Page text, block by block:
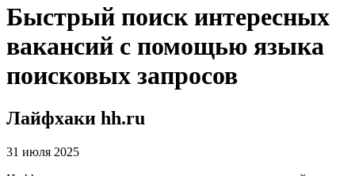
Быстрый поиск интересных
вакансий с помощью языка
поисковых запросов
Лайфхаки hh.ru
31 июля 2025